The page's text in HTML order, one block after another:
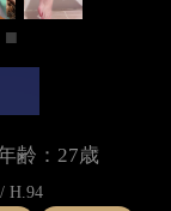
齢：27歳
H.94